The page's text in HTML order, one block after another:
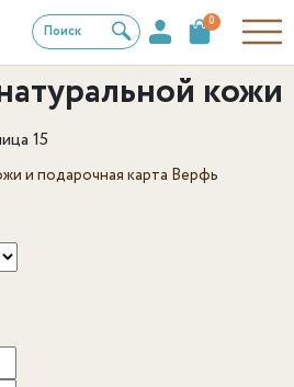
Поиск
0
кожи
15
и подарочная карта Верфь